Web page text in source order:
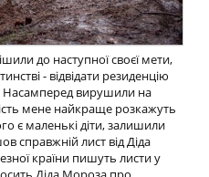
до наступної своєї мети,
- відвідати резиденцію
Насамперед вирушили на
мене найкраще розкажуть
є маленькі діти, залишили
справжній лист від Діда
країни пишуть листи у